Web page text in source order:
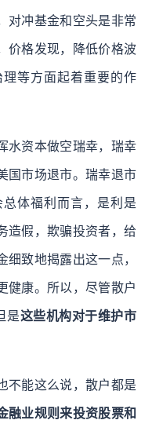
对冲基金和空头是非常
价格发现，降低价格波
等方面起着重要的作
水资本做空瑞幸，瑞幸
国市场退市。瑞幸退市
体福利而言，是利是
造假，欺骗投资者，给
致地揭露出这一点，
健康。所以，尽管散户
是这些机构对于维护市
不能这么说，散户都是
融业规则来投资股票和